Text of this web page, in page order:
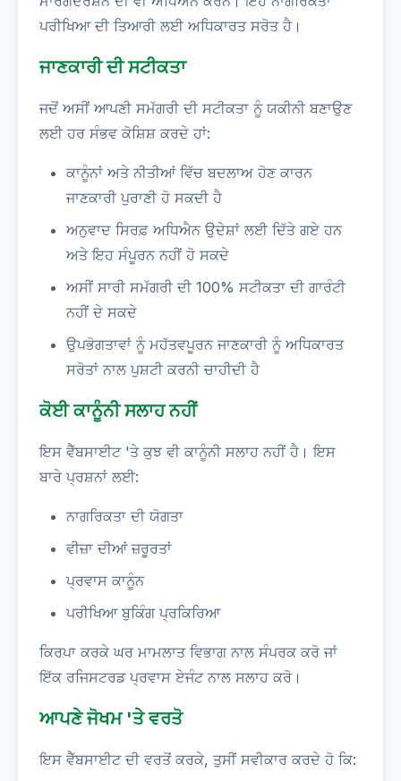
ਪਰੀਖਿਆ ਦੀ ਤਿਆਰੀ ਲਈ ਅਧਿਕਾਰਤ ਸਰੋਤ ਹੈ।
ਜਾਣਕਾਰੀ ਦੀ ਸਟੀਕਤਾ
ਜਦੋਂ ਅਸੀਂ ਆਪਣੀ ਸਮੱਗਰੀ ਦੀ ਸਟੀਕਤਾ ਨੂੰ ਯਕੀਨੀ ਬਣਾਉਣ
ਲਈ ਹਰ ਸੰਭਵ ਕੋਸ਼ਿਸ਼ ਕਰਦੇ ਹਾਂ:
ਕਾਨੂੰਨਾਂ ਅਤੇ ਨੀਤੀਆਂ ਵਿੱਚ ਬਦਲਾਅ ਹੋਣ ਕਾਰਨ
ਜਾਣਕਾਰੀ ਪੁਰਾਣੀ ਹੋ ਸਕਦੀ ਹੈ
ਅਨੁਵਾਦ ਸਿਰਫ਼ ਅਧਿਐਨ ਉਦੇਸ਼ਾਂ ਲਈ ਦਿੱਤੇ ਗਏ ਹਨ
ਅਤੇ ਇਹ ਸੰਪੂਰਨ ਨਹੀਂ ਹੋ ਸਕਦੇ
ਅਸੀਂ ਸਾਰੀ ਸਮੱਗਰੀ ਦੀ 100% ਸਟੀਕਤਾ ਦੀ ਗਾਰੰਟੀ
ਨਹੀਂ ਦੇ ਸਕਦੇ
ਉਪਭੋਗਤਾਵਾਂ ਨੂੰ ਮਹੱਤਵਪੂਰਨ ਜਾਣਕਾਰੀ ਨੂੰ ਅਧਿਕਾਰਤ
ਸਰੋਤਾਂ ਨਾਲ ਪੁਸ਼ਟੀ ਕਰਨੀ ਚਾਹੀਦੀ ਹੈ
ਕੋਈ ਕਾਨੂੰਨੀ ਸਲਾਹ ਨਹੀਂ
ਇਸ ਵੈੱਬਸਾਈਟ 'ਤੇ ਕੁਝ ਵੀ ਕਾਨੂੰਨੀ ਸਲਾਹ ਨਹੀਂ ਹੈ। ਇਸ
ਬਾਰੇ ਪ੍ਰਸ਼ਨਾਂ ਲਈ:
ਨਾਗਰਿਕਤਾ ਦੀ ਯੋਗਤਾ
ਵੀਜ਼ਾ ਦੀਆਂ ਜ਼ਰੂਰਤਾਂ
ਪ੍ਰਵਾਸ ਕਾਨੂੰਨ
ਪਰੀਖਿਆ ਬੁਕਿੰਗ ਪ੍ਰਕਿਰਿਆ
ਕਿਰਪਾ ਕਰਕੇ ਘਰ ਮਾਮਲਾਤ ਵਿਭਾਗ ਨਾਲ ਸੰਪਰਕ ਕਰੋ ਜਾਂ
ਇੱਕ ਰਜਿਸਟਰਡ ਪ੍ਰਵਾਸ ਏਜੰਟ ਨਾਲ ਸਲਾਹ ਕਰੋ।
ਆਪਣੇ ਜੋਖਮ 'ਤੇ ਵਰਤੋ
ਇਸ ਵੈੱਬਸਾਈਟ ਦੀ ਵਰਤੋਂ ਕਰਕੇ, ਤੁਸੀਂ ਸਵੀਕਾਰ ਕਰਦੇ ਹੋ ਕਿ: